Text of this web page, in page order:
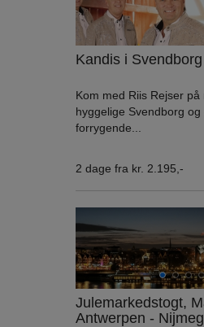
Kandis i Svendborg
Kom med Riis Rejser på
hyggelige Svendborg og
forrygende...
2 dage fra kr. 2.195,-
Julemarkedstogt,
Antwerpen -